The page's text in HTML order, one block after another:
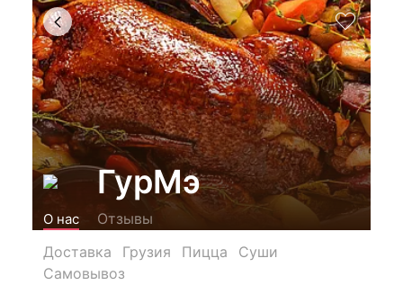
ГурМэ
О нас
Отзывы
Доставка
Грузия Пицца
Суши
Самовывоз